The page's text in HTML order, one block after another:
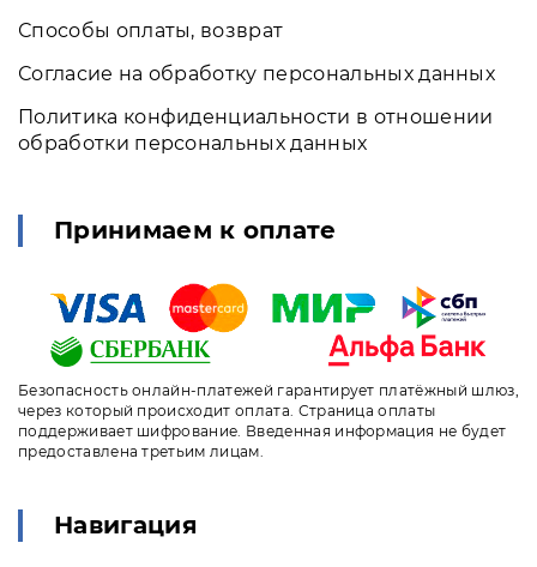
Способы оплаты, возврат
Согласие на обработку персональных данных
Политика конфиденциальности в отношении
обработки персональных данных
Принимаем к оплате
Безопасность онлайн-платежей гарантирует платёжный шлюз,
через который происходит оплата. Страница оплаты
поддерживает шифрование. Введенная информация не будет
предоставлена третьим лицам.
Навигация